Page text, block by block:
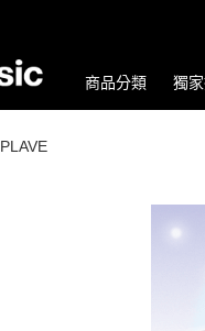
商品分類 獨
PLAVE